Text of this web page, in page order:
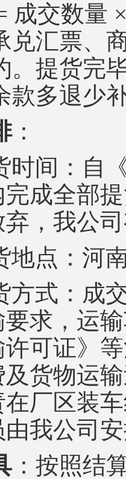
成交数量
兑汇票、
提货完
款多退少
：
时间：自
成全部
，我公
地点：河
方式：成
求，运
可证》
货物运
厂区装
我公司
： 按照结